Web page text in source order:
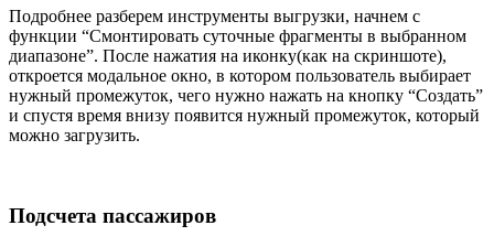
Подробнее разберем инструменты выгрузки, начнем с
функции “Смонтировать суточные фрагменты в выбранном
диапазоне”. После нажатия на иконку(как на скриншоте),
откроется модальное окно, в котором пользователь выбирает
нужный промежуток, чего нужно нажать на кнопку “Создать”
и спустя время внизу появится нужный промежуток, который
можно загрузить.
Подсчета пассажиров